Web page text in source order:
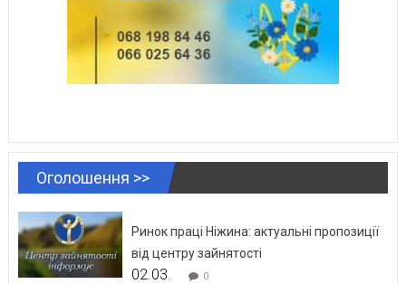
Оголошення >>
Ринок праці Ніжина: актуальні пропозиції
від центру зайнятості
02.03. 0